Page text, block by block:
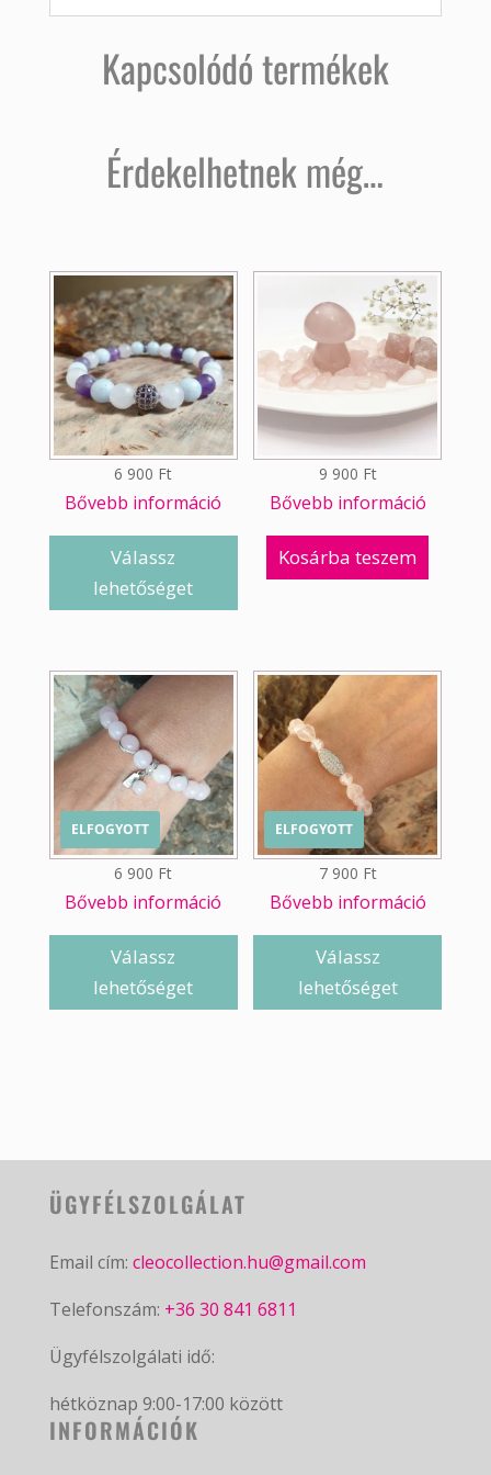
Kapcsolódó termékek
Érdekelhetnek még…
6 900 Ft
Bővebb információ
Válassz
lehetőséget
9 900 Ft
Bővebb információ
Kosárba teszem
ELFOGYOTT
6 900 Ft
Bővebb információ
Válassz
lehetőséget
ELFOGYOTT
7 900 Ft
Bővebb információ
Válassz
lehetőséget
ÜGYFÉLSZOLGÁLAT
Email cím: cleocollection.hu@gmail.com
Telefonszám: +36 30 841 6811
Ügyfélszolgálati idő:
hétköznap 9:00-17:00 között
INFORMÁCIÓK